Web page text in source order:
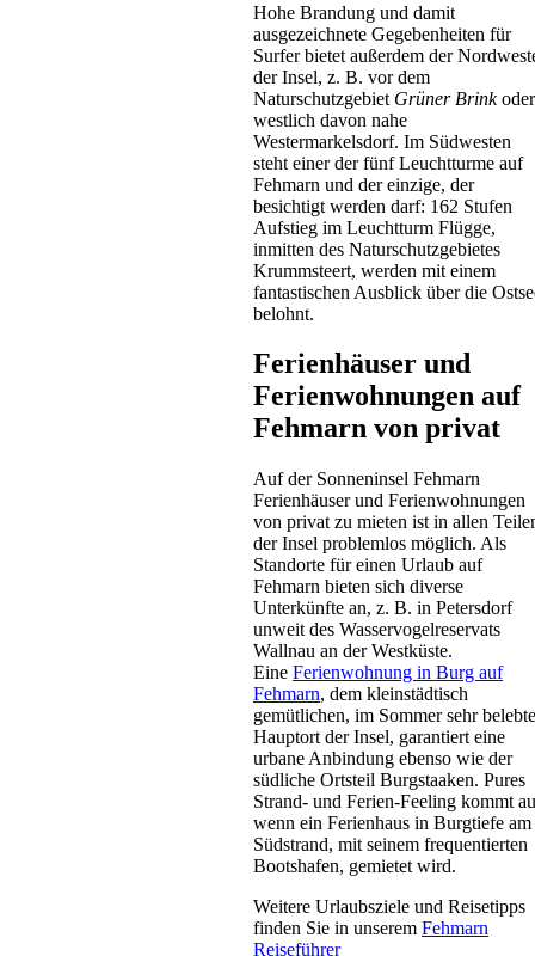
Ferienwohnung
Sehlendorf
ab 73 EUR/Tag
Grömitz
ab 50 EUR/Tag
Ferienwohnung
Grömitz
ab 65 EUR/Tag
Bauernhof
Blekendorf
Hohe Brandung und damit
ausgezeichnete Gegebenheiten für
Surfer bietet außerdem der
der Insel, z. B. vor dem
Naturschutzgebiet Grüner Brinkoder
westlich davon nahe
Westermarkelsdorf. Im Südwesten
steht einer der fünf Leuchtturme auf
Fehmarn und der einzige, der
besichtigt werden darf: 162 Stufen
Aufstieg im Leuchtturm Flügge,
inmitten des Naturschutzgebietes
Krummsteert, werden mit einem
fantastischen Ausblick über die
belohnt.
Ferienhäuser und
Ferienwohnungen auf
Fehmarn von privat
Auf der Sonneninsel Fehmarn
Ferienhäuser und Ferienwohnungen
von privat zu mieten ist in allen
der Insel problemlos möglich. Als
Standorte für einen Urlaub auf
Fehmarn bieten sich diverse
Unterkünfte an, z. B. in Petersdorf
unweit des Wasservogelreservats
Wallnau an der Westküste.
Eine Ferienwohnung in Burg auf
Fehmarn, dem kleinstädtisch
gemütlichen, im Sommer sehr
Hauptort der Insel, garantiert eine
urbane Anbindung ebenso wie der
südliche Ortsteil Burgstaaken. Pures
Strand- und Ferien-Feeling kommt
wenn ein Ferienhaus in Burgtiefe am
Südstrand, mit seinem frequentierten
Bootshafen, gemietet wird.
Weitere Urlaubsziele und Reisetipps
finden Sie in unserem Fehmarn
Reiseführer